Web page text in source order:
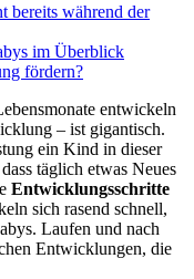
bereits während der
im Überblick
fördern?
entwickeln
– ist gigantisch.
ein Kind in dieser
täglich etwas Neues
Entwicklungsschritte
sich rasend schnell,
Laufen und nach
Entwicklungen, die